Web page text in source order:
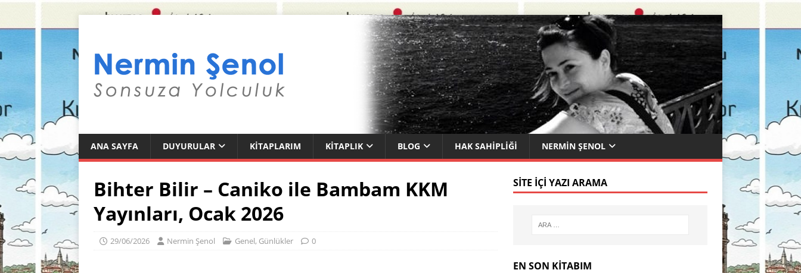
ANA SAYFA DUYURULAR KITAPLARIM KITAPLIK BLOG HAK SAHIPLIĞI NERMIN ŞENOL
Bihter Bilir – Caniko ile Bambam KKM
Yayınları, Ocak 2026
29/06/2026 Nermin Şenol Genel, Günlükler 0
SITE İÇI YAZI ARAMA
EN SON KITABIM